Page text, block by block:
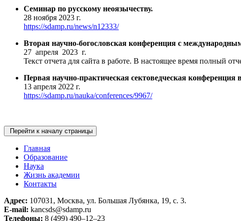
Семинар по русскому неоязычеству.
28 ноября 2023 г.
https://sdamp.ru/news/n12333/
Вторая научно-богословская конференция с
27 апреля 2023 г.
Текст отчета для сайта в работе. В настоящее время полный
Первая научно-практическая сектоведческая
13 апреля 2022 г.
https://sdamp.ru/nauka/conferences/9967/
Перейти к началу страницы
Главная
Образование
Наука
Жизнь академии
Контакты
Адрес: 107031, Москва, ул. Большая Лубянка, 19, с. 3.
E-mail: kancsds@sdamp.ru
Телефоны: 8 (499) 490–12–23